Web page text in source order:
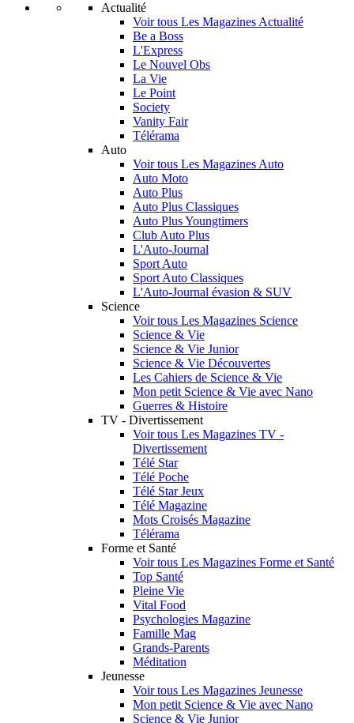
Actualité
Voir tous Les Magazines Actualité
Be a Boss
L'Express
Le Nouvel Obs
La Vie
Le Point
Society
Vanity Fair
Télérama
Auto
Voir tous Les Magazines Auto
Auto Moto
Auto Plus
Auto Plus Classiques
Auto Plus Youngtimers
Club Auto Plus
L'Auto-Journal
Sport Auto
Sport Auto Classiques
L'Auto-Journal évasion & SUV
Science
Voir tous Les Magazines Science
Science & Vie
Science & Vie Junior
Science & Vie Découvertes
Les Cahiers de Science & Vie
Mon petit Science & Vie avec Nano
Guerres & Histoire
TV - Divertissement
Voir tous Les Magazines TV -
Divertissement
Télé Star
Télé Poche
Télé Star Jeux
Télé Magazine
Mots Croisés Magazine
Télérama
Forme et Santé
Voir tous Les Magazines Forme et Santé
Top Santé
Pleine Vie
Vital Food
Psychologies Magazine
Famille Mag
Grands-Parents
Méditation
Jeunesse
Voir tous Les Magazines Jeunesse
Mon petit Science & Vie avec Nano
Science & Vie Junior